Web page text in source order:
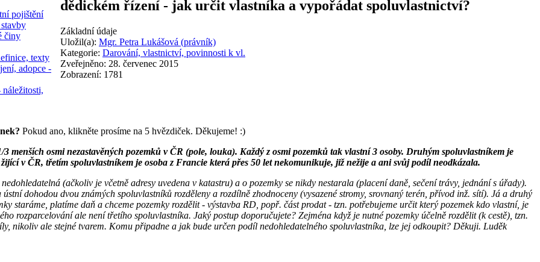
pojištění
činy
texty
adopce -
dědickém řízení - jak určit vlastníka a vypořádat spoluvlastnictví?
Základní údaje
Uložil(a): Mgr. Petra Lukášová (právník)
Kategorie: Darování, vlastnictví, povinnosti k vl.
Zveřejněno: 28. červenec 2015
Zobrazení: 1781
Pokud ano, klikněte prosíme na 5 hvězdiček. Děkujeme! :)
3 menších osmi nezastavěných pozemků v ČR (pole, louka). Každý z osmi pozemků tak vlastní 3 osoby. Druhým spoluvlastníkem je
v ČR, třetím spoluvlastníkem je osoba z Francie která přes 50 let nekomunikuje, již nežije a ani svůj podíl neodkázala.
(ačkoliv je včetně adresy uvedena v katastru) a o pozemky se nikdy nestarala (placení daně, sečení trávy, jednání s úřady).
ústní dohodou dvou známých spoluvlastníků rozděleny a rozdílně zhodnoceny (vysazené stromy, srovnaný terén, přívod inž. sítí). Já a druhý
staráme, platíme daň a chceme pozemky rozdělit - výstavba RD, popř. část prodat - tzn. potřebujeme určit který pozemek kdo vlastní, je
rozparcelování ale není třetího spoluvlastníka. Jaký postup doporučujete? Zejména když je nutné pozemky účelně rozdělit (k cestě), tzn.
nikoliv ale stejné tvarem. Komu připadne a jak bude určen podíl nedohledatelného spoluvlastníka, lze jej odkoupit? Děkuji. Luděk